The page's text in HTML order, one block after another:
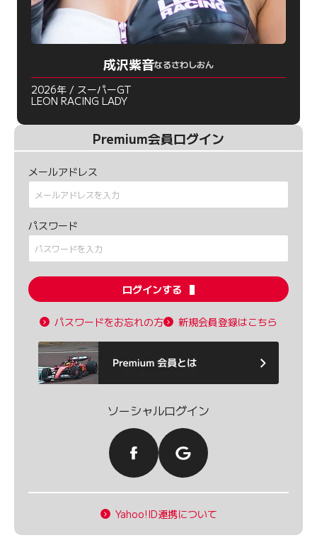
成沢紫音なるさわしおん
2026年 / スーパーGT
LEON RACING LADY
Premium会員ログイン
メールアドレス
パスワード
ログインする
パスワードをお忘れの方 新規会員登録はこちら
ソーシャルログイン
Yahoo!ID連携について